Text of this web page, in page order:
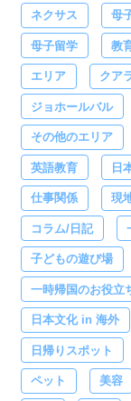
ネクサス 母
母子留学 教
エリア クア
ジョホールバル
その他のエリア
英語教育 日
仕事関係 現
コラム/日記
子どもの遊び場
一時帰国のお役立
日本文化 in 海外
日帰りスポット
ペット 美容